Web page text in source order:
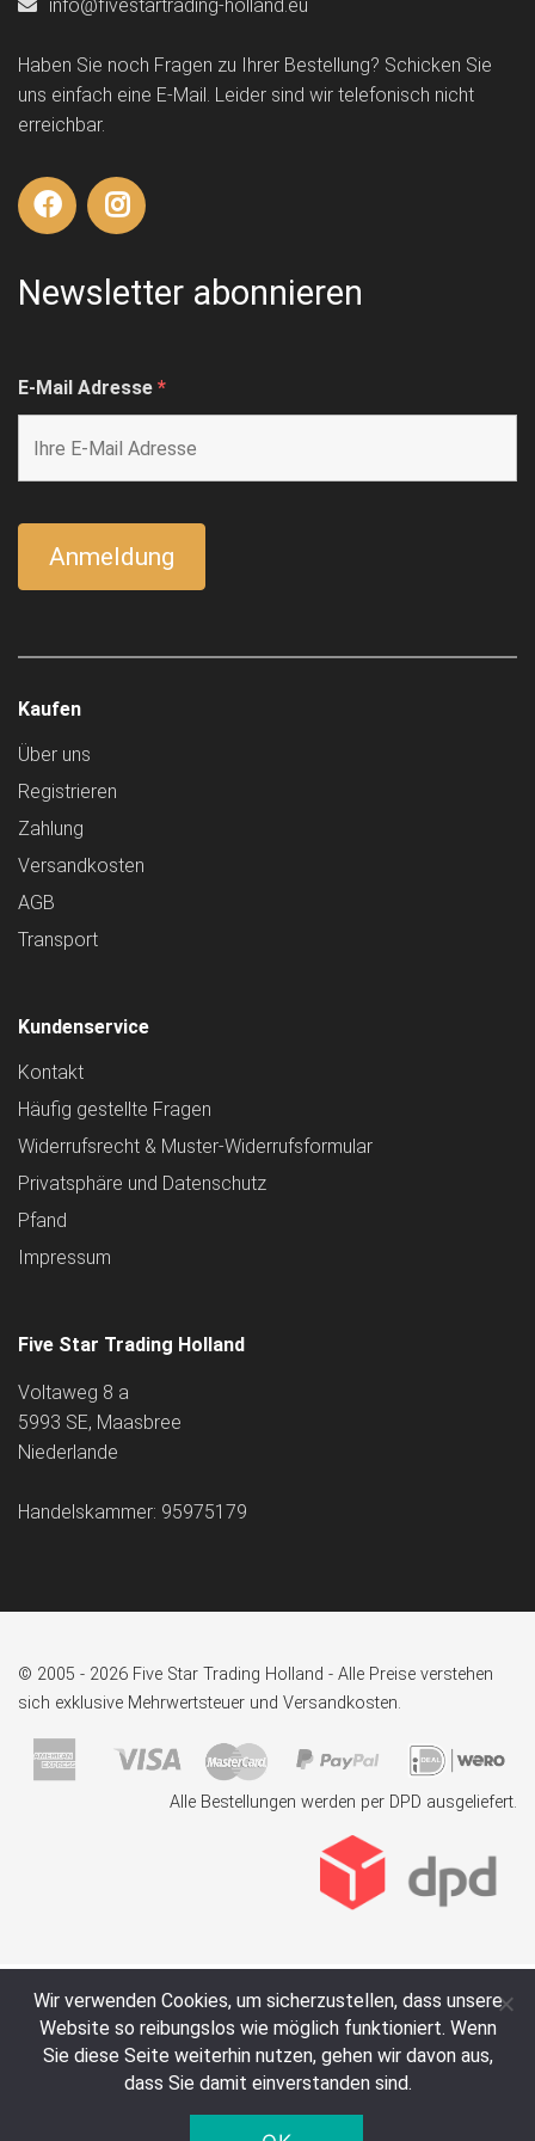
info@fivestartrading-holland.eu
Haben Sie noch Fragen zu Ihrer Bestellung? Schicken Sie
uns einfach eine E-Mail. Leider sind wir telefonisch nicht
erreichbar.
Newsletter abonnieren
E-Mail Adresse *
Kaufen
Über uns
Registrieren
Zahlung
Versandkosten
AGB
Transport
Kundenservice
Kontakt
Häufig gestellte Fragen
Widerrufsrecht & Muster-Widerrufsformular
Privatsphäre und Datenschutz
Pfand
Impressum
Five Star Trading Holland
Voltaweg 8 a
5993 SE, Maasbree
Niederlande
Handelskammer: 95975179
© 2005 - 2026 Five Star Trading Holland - Alle Preise verstehen
sich exklusive Mehrwertsteuer und Versandkosten.
Alle Bestellungen werden per DPD ausgeliefert.
Wir verwenden Cookies, um sicherzustellen, dass unsere
Website so reibungslos wie möglich funktioniert. Wenn
Sie diese Seite weiterhin nutzen, gehen wir davon aus,
dass Sie damit einverstanden sind.